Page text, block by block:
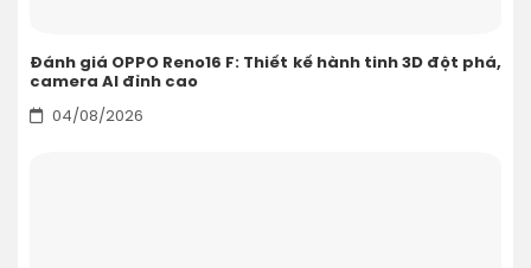
Đánh giá OPPO Reno16 F: Thiết kế hành tinh 3D đột phá,
camera AI đỉnh cao
04/08/2026